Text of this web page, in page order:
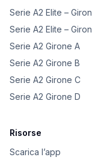
Serie A2 Elite –
Serie A2 Elite –
Serie A2 Girone A
Serie A2 Girone B
Serie A2 Girone C
Serie A2 Girone D
Risorse
Scarica l’app